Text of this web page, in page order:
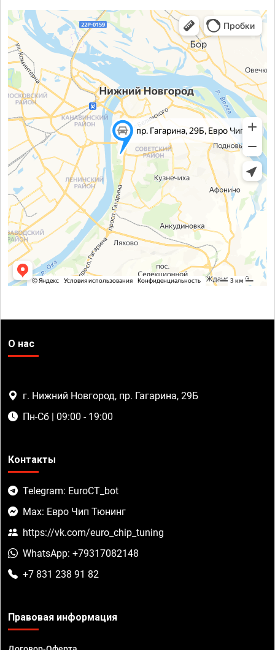
О нас
г. Нижний Новгород, пр. Гагарина, 29Б
Пн-Сб | 09:00 - 19:00
Контакты
Telegram: EuroCT_bot
Max: Евро Чип Тюнинг
https://vk.com/euro_chip_tuning
WhatsApp: +79317082148
+7 831 238 91 82
Правовая информация